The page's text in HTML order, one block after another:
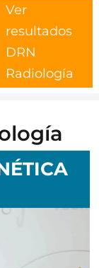
Ver
resultados
DRN
Radiología